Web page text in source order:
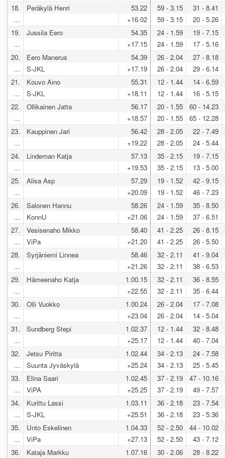
18.
…
Peräkylä Henri
53.22
+16.02
59 - 3.15
59 - 3.15
31 - 8.41
20 - 5.26
19.
…
Jussila Eero
54.35
+17.15
24 - 1.59
24 - 1.59
19 - 7.15
17 - 5.16
20.
…
Eero Manerus
S-JKL
54.39
+17.19
26 - 2.04
26 - 2.04
27 - 8.18
29 - 6.14
21.
…
Kouvo Aino
S-JKL
55.31
+18.11
12 - 1.44
12 - 1.44
14 - 6.59
16 - 5.15
22.
…
Ollikainen Jatta
56.17
+18.57
20 - 1.55
20 - 1.55
60 - 14.23
65 - 12.28
23.
…
Kauppinen Jari
56.42
+19.22
28 - 2.05
28 - 2.05
22 - 7.49
24 - 5.44
24.
…
Lindeman Katja
57.13
+19.53
35 - 2.15
35 - 2.15
19 - 7.15
13 - 5.00
25.
…
Alisa Asp
57.29
+20.09
19 - 1.52
19 - 1.52
42 - 9.15
46 - 7.23
26.
…
Salonen Hannu
KonnU
58.26
+21.06
24 - 1.59
24 - 1.59
35 - 8.50
37 - 6.51
27.
…
Vesisenaho Mikko
ViPa
58.40
+21.20
41 - 2.25
41 - 2.25
26 - 8.15
26 - 5.50
28.
…
Syrjäniemi Linnea
58.46
+21.26
32 - 2.11
32 - 2.11
41 - 9.04
38 - 6.53
29.
…
Hämeenaho Katja
1.00.15
+22.55
32 - 2.11
32 - 2.11
36 - 8.55
35 - 6.44
30.
…
Olli Vuokko
1.00.24
+23.04
26 - 2.04
26 - 2.04
17 - 7.08
14 - 5.04
31.
…
Sundberg Stepi
1.02.37
+25.17
12 - 1.44
12 - 1.44
32 - 8.48
40 - 7.04
32.
…
Jetsu Piritta
Suunta Jyväskylä
1.02.44
+25.24
34 - 2.13
34 - 2.13
24 - 7.58
25 - 5.45
33.
…
Elina Saari
ViPA
1.02.45
+25.25
37 - 2.19
37 - 2.19
47 - 10.16
49 - 7.57
34.
…
Kurittu Lassi
S-JKL
1.03.11
+25.51
36 - 2.18
36 - 2.18
23 - 7.54
23 - 5.36
35.
…
Unto Eskelinen
ViPa
1.04.33
+27.13
52 - 2.50
52 - 2.50
44 - 10.02
43 - 7.12
36.
Kataja Markku
1.07.16
30 - 2.06
28 - 8.22